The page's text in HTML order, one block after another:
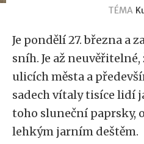
TÉMA
Je pondělí 27. března a
sníh. Je až neuvěřitelné,
ulicích města a
sadech vítaly tisíce lidí
toho sluneční paprsky,
lehkým jarním deštěm.